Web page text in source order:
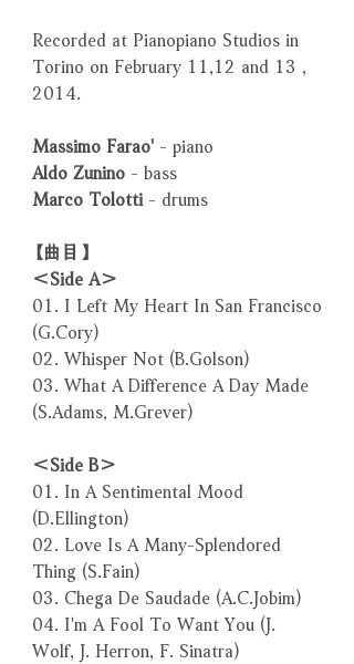
Recorded at Pianopiano Studios in
Torino on February 11,12 and 13 ,
2014.
Massimo Farao' - piano
Aldo Zunino - bass
Marco Tolotti - drums
【曲目】
＜Side A＞
01. I Left My Heart In San Francisco
(G.Cory)
02. Whisper Not (B.Golson)
03. What A Difference A Day Made
(S.Adams, M.Grever)
＜Side B＞
01. In A Sentimental Mood
(D.Ellington)
02. Love Is A Many-Splendored
Thing (S.Fain)
03. Chega De Saudade (A.C.Jobim)
04. I'm A Fool To Want You (J.
Wolf, J. Herron, F. Sinatra)